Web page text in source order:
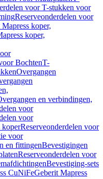
voor T-stukken voor
Reserveonderdelen voor
koper,
koper,
BochtenT-
Overgangen
en verbindingen,
voor
voor
koperReserveonderdelen voor
voor
en fittingenBevestigingen
Reserveonderdelen voor
Bevestiging-sets
CuNiFeGeberit Mapress